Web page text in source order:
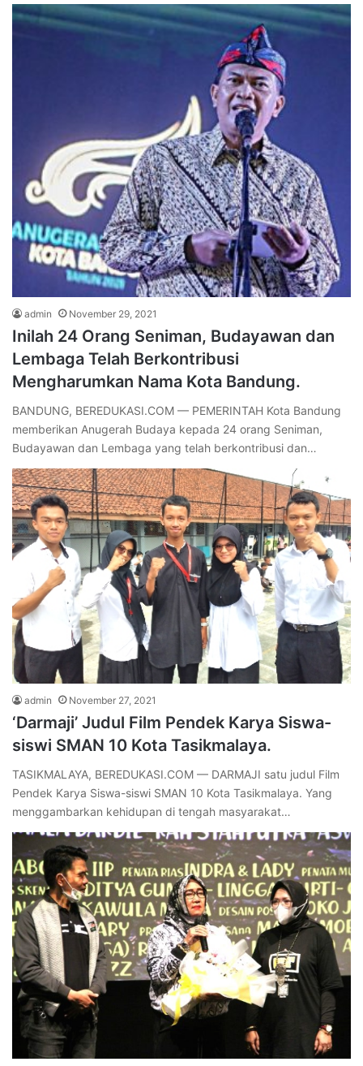
admin November 29, 2021
Inilah 24 Orang Seniman, Budayawan dan
Lembaga Telah Berkontribusi
Mengharumkan Nama Kota Bandung.
BANDUNG, BEREDUKASI.COM — PEMERINTAH Kota Bandung
memberikan Anugerah Budaya kepada 24 orang Seniman,
Budayawan dan Lembaga yang telah berkontribusi dan…
admin November 27, 2021
‘Darmaji’ Judul Film Pendek Karya Siswa-
siswi SMAN 10 Kota Tasikmalaya.
TASIKMALAYA, BEREDUKASI.COM — DARMAJI satu judul Film
Pendek Karya Siswa-siswi SMAN 10 Kota Tasikmalaya. Yang
menggambarkan kehidupan di tengah masyarakat…